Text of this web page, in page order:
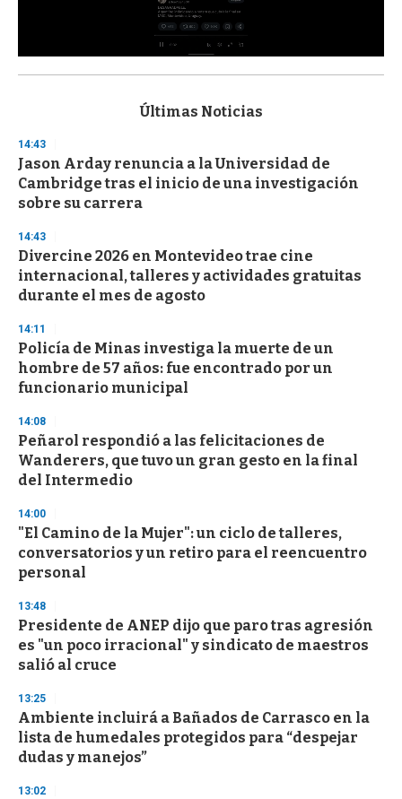
s
d
s
o
f
3
s
e
c
o
n
Últimas Noticias
14:43
Jason Arday renuncia a la Universidad de
Cambridge tras el inicio de una investigación
sobre su carrera
14:43
Divercine 2026 en Montevideo trae cine
internacional, talleres y actividades gratuitas
durante el mes de agosto
14:11
Policía de Minas investiga la muerte de un
hombre de 57 años: fue encontrado por un
funcionario municipal
14:08
Peñarol respondió a las felicitaciones de
Wanderers, que tuvo un gran gesto en la final
del Intermedio
14:00
"El Camino de la Mujer": un ciclo de talleres,
conversatorios y un retiro para el reencuentro
personal
13:48
Presidente de ANEP dijo que paro tras agresión
es "un poco irracional" y sindicato de maestros
salió al cruce
13:25
Ambiente incluirá a Bañados de Carrasco en la
lista de humedales protegidos para “despejar
dudas y manejos”
13:02